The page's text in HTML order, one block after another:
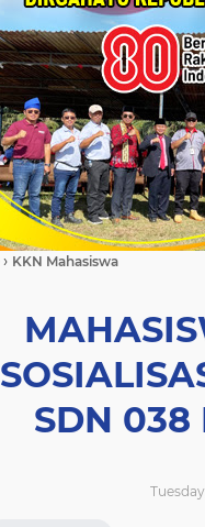
› KKN Mahasiswa
SDN 038